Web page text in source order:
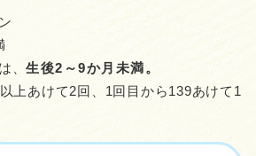
、生後2～9か月未満。
上あけて2回、1回目から139あけて1